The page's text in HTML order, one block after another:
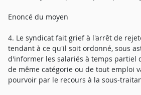
Enoncé du moyen
4. Le syndicat fait grief à l'arrêt de
tendant à ce qu'il soit ordonné, sous
d'informer les salariés à temps partiel
de même catégorie ou de tout emploi
pourvoir par le recours à la sous-